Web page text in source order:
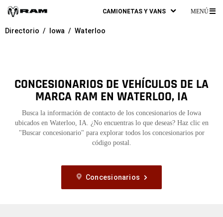
CAMIONETAS Y VANS MENÚ
Directorio Iowa Waterloo
CONCESIONARIOS DE VEHÍCULOS DE LA
MARCA RAM EN WATERLOO, IA
Busca la información de contacto de los concesionarios de Iowa
ubicados en Waterloo, IA. ¿No encuentras lo que deseas? Haz clic en
"Buscar concesionario" para explorar todos los concesionarios por
código postal.
Concesionarios